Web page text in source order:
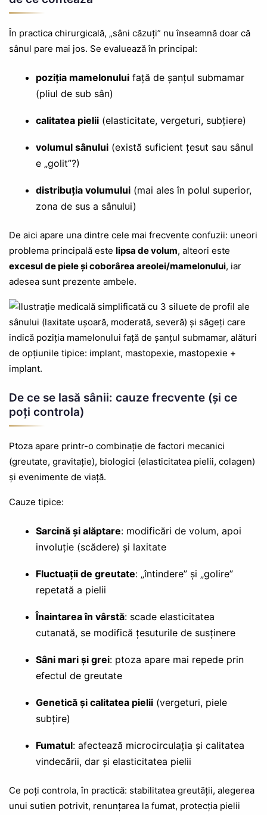
În practica chirurgicală, „sâni căzuți” nu înseamnă doar că
sânul pare mai jos. Se evaluează în principal:
poziția mamelonuluifață de șanțul submamar
(pliul de sub sân)
calitatea pielii(elasticitate, vergeturi, subțiere)
volumul sânului(există suficient țesut sau sânul
e „golit”?)
distribuția volumului(mai ales în polul superior,
zona de sus a sânului)
De aici apare una dintre cele mai frecvente confuzii: uneori
problema principală este lipsa de volum, alteori este
excesul de piele și coborârea areolei/mamelonului, iar
adesea sunt prezente ambele.
De ce se lasă sânii: cauze frecvente (și ce
poți controla)
Ptoza apare printr-o combinație de factori mecanici
(greutate, gravitație), biologici (elasticitatea pielii, colagen)
și evenimente de viață.
Cauze tipice:
Sarcină și alăptare: modificări de volum, apoi
involuție (scădere) și laxitate
Fluctuații de greutate: „întindere” și „golire”
repetată a pielii
Înaintarea în vârstă: scade elasticitatea
cutanată, se modifică țesuturile de susținere
Sâni mari și grei: ptoza apare mai repede prin
efectul de greutate
Genetică și calitatea pielii(vergeturi, piele
subțire)
Fumatul: afectează microcirculația și calitatea
vindecării, dar și elasticitatea pielii
Ce poți controla, în practică: stabilitatea greutății, alegerea
unui sutien potrivit, renunțarea la fumat, protecția pielii